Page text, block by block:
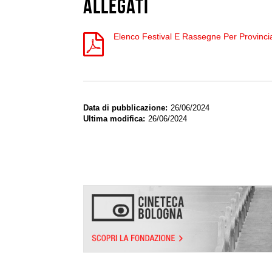
Allegati
Elenco Festival E Rassegne Per
Data di pubblicazione
26/06/2024
Ultima modifica
26/06/2024